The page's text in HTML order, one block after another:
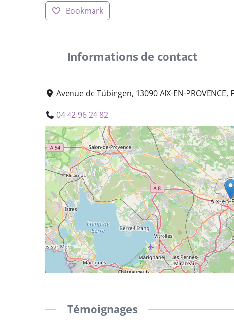
Bookmark
Informations de contact
Avenue de Tübingen, 13090 AIX-EN-PROVENCE,
04 42 96 24 82
Témoignages